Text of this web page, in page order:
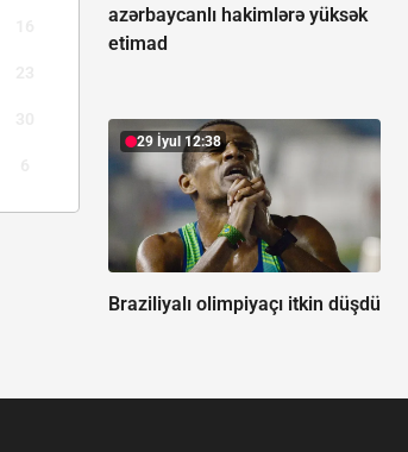
azərbaycanlı hakimlərə yüksək
etimad
29 İyul 12:38
Braziliyalı olimpiyaçı itkin düşdü